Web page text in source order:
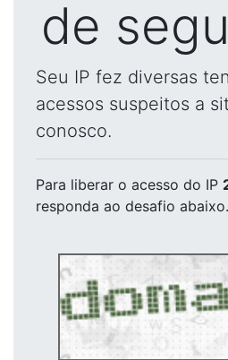
de
Seu IP fez diversas
acessos suspeitos a
conosco.
Para liberar o acesso do IP
responda ao desafio abaixo.